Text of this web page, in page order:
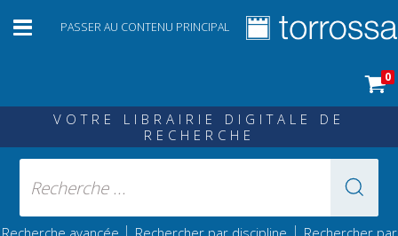
PASSER AU CONTENU PRINCIPAL
0
VOTRE LIBRAIRIE DIGITALE DE
RECHERCHE
Recherche avancée | Rechercher par discipline | Rechercher par